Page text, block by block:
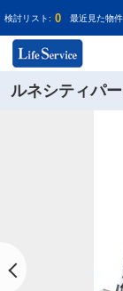
検討リスト: 0 最近見た物
ルネシティパ